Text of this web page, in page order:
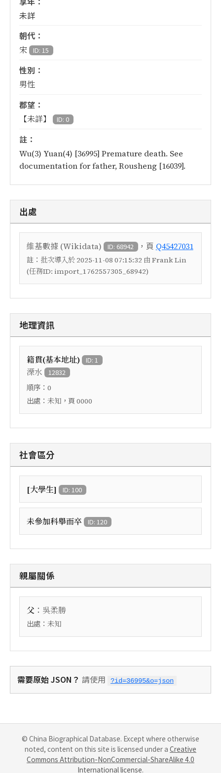
未詳
朝代：
宋 ID: 15
性別：
男性
郡望：
【未詳】 ID: 0
註：
Wu(3) Yuan(4) [36995] Premature death. See
documentation for father, Rousheng [16039].
出處
維基數據 (Wikidata) ID: 68942 ，頁 Q45427031
註： 批次導入於 2025-11-08 07:15:32 由 Frank Lin
(任務ID: import_1762557305_68942)
地理資訊
籍貫(基本地址) ID: 1
溧水 12832
順序： 0
出處： 未知 ，頁 0000
社會區分
[大學生] ID: 100
未參加科舉而卒 ID: 120
親屬關係
父 ： 吳柔勝
出處： 未知
需要原始 JSON？ 請使用 ?id=36995&o=json
© China Biographical Database. Except where otherwise
noted, content on this site is licensed under a Creative
Commons Attribution-NonCommercial-ShareAlike 4.0
International license.